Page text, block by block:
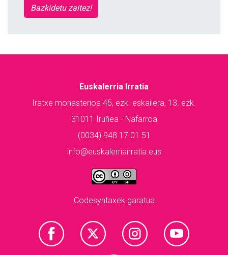
Bazkidetu zaitez!
Euskalerria Irratia
Iratxe monasterioa 45, ezk. eskailera, 13. ezk.
31011 Iruñea - Nafarroa
(0034) 948 17 01 51
info@euskalerriairratia.eus
Codesyntaxek garatua